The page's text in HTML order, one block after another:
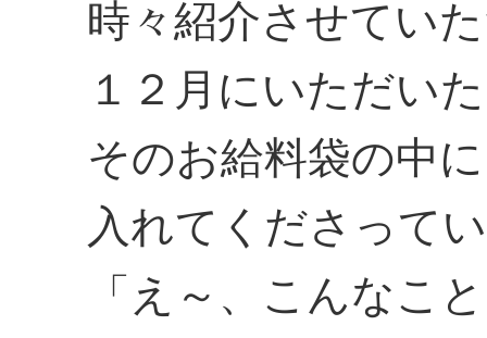
時々紹介させてい
１２月にいただい
そのお給料袋の中
入れてくださって
「え～、こんなこ